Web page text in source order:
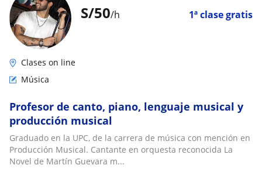
S/50/h 1ª clase gratis
Clases on line
Música
Profesor de canto, piano, lenguaje musical y
producción musical
Graduado en la UPC, de la carrera de música con mención en
Producción Musical. Cantante en orquesta reconocida La
Novel de Martín Guevara m...